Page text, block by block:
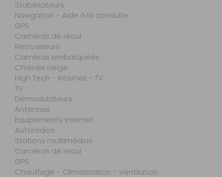
Stabilisateurs
Navigation - Aide à la conduite
GPS
Caméras de recul
Rétroviseurs
Caméras embarquées
Chaines neige
High Tech - Internet - TV
TV
Démodulateurs
Antennes
Equipements Internet
Autoradios
Stations multimédias
Caméras de recul
GPS
Chauffage - Climatisation - Ventilation